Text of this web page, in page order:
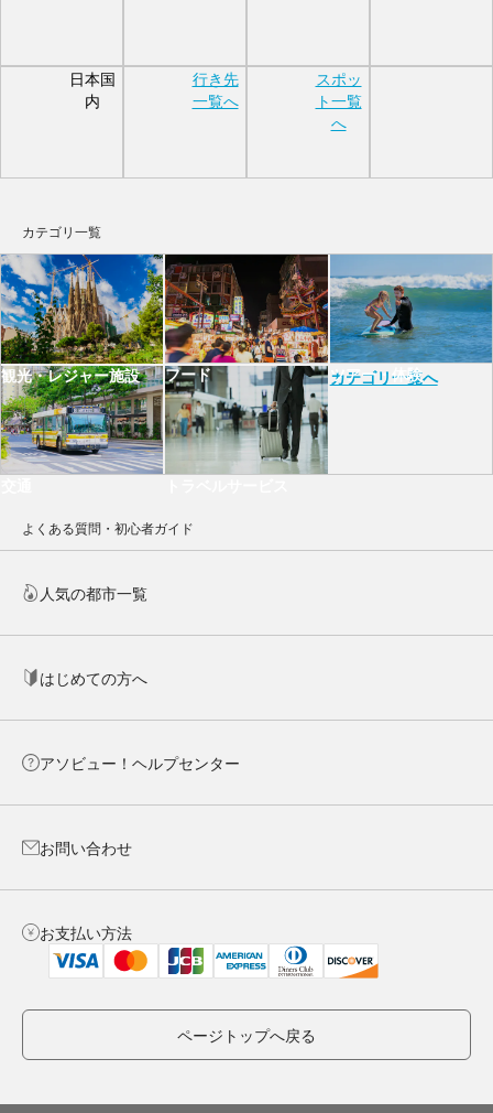
日本国
内
行き先
一覧へ
スポッ
ト一覧
へ
カテゴリ一覧
観光・レジャー施設 フード ツアー・体験
カテゴリ一覧へ
よくある質問・初心者ガイド
人気の都市一覧
はじめての方へ
アソビュー！ヘルプセンター
お問い合わせ
お支払い方法
ページトップへ戻る